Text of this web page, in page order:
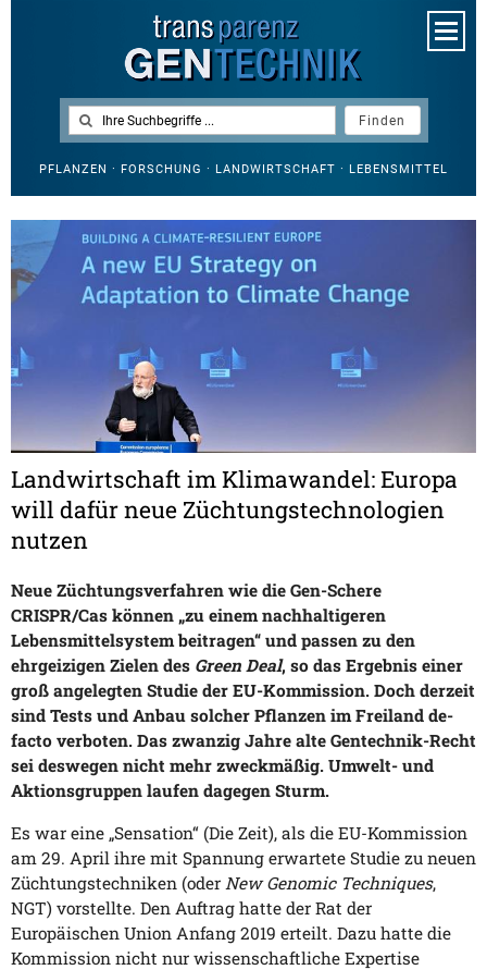
PFLANZEN · FORSCHUNG · LANDWIRTSCHAFT · LEBENSMITTEL
Landwirtschaft im Klimawandel: Europa
will dafür neue Züchtungstechnologien
nutzen
Neue Züchtungsverfahren wie die Gen-Schere
CRISPR/Cas können „zu einem nachhaltigeren
Lebensmittelsystem beitragen“ und passen zu den
ehrgeizigen Zielen des Green Deal, so das Ergebnis einer
groß angelegten Studie der EU-Kommission. Doch derzeit
sind Tests und Anbau solcher Pflanzen im Freiland de-
facto verboten. Das zwanzig Jahre alte Gentechnik-Recht
sei deswegen nicht mehr zweckmäßig. Umwelt- und
Aktionsgruppen laufen dagegen Sturm.
Es war eine „Sensation“ (Die Zeit), als die EU-Kommission
am 29. April ihre mit Spannung erwartete Studie zu neuen
Züchtungstechniken (oder New Genomic Techniques,
NGT) vorstellte. Den Auftrag hatte der Rat der
Europäischen Union Anfang 2019 erteilt. Dazu hatte die
Kommission nicht nur wissenschaftliche Expertise